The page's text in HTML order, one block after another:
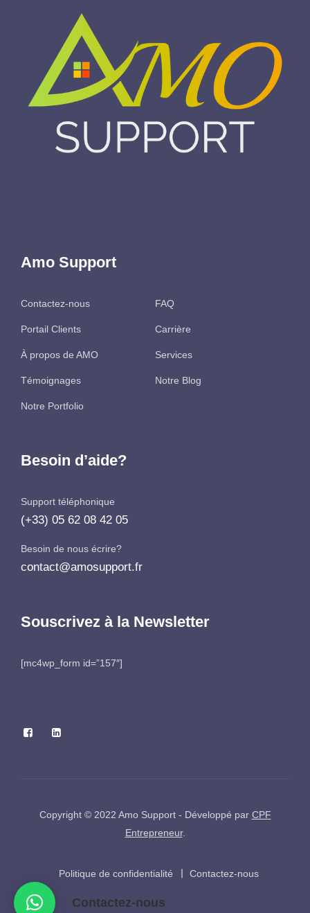
Amo Support
Contactez-nous FAQ
Portail Clients Carrière
À propos de AMO Services
Témoignages Notre Blog
Notre Portfolio
Besoin d’aide?
Support téléphonique
(+33) 05 62 08 42 05
Besoin de nous écrire?
contact@amosupport.fr
Souscrivez à la Newsletter
[mc4wp_form id=”157″]
Copyright © 2022 Amo Support - Développé par CPF
Entrepreneur.
Politique de confidentialité Contactez-nous
Contactez-nous